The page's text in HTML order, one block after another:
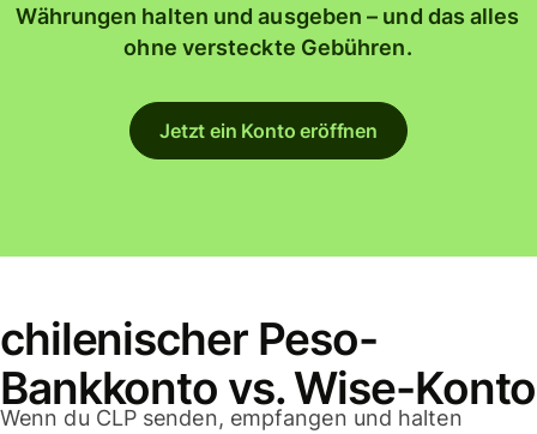
Währungen halten und ausgeben – und das alles
ohne versteckte Gebühren.
Jetzt ein Konto eröffnen
chilenischer Peso-
Bankkonto vs. Wise-Konto
Wenn du CLP senden, empfangen und halten